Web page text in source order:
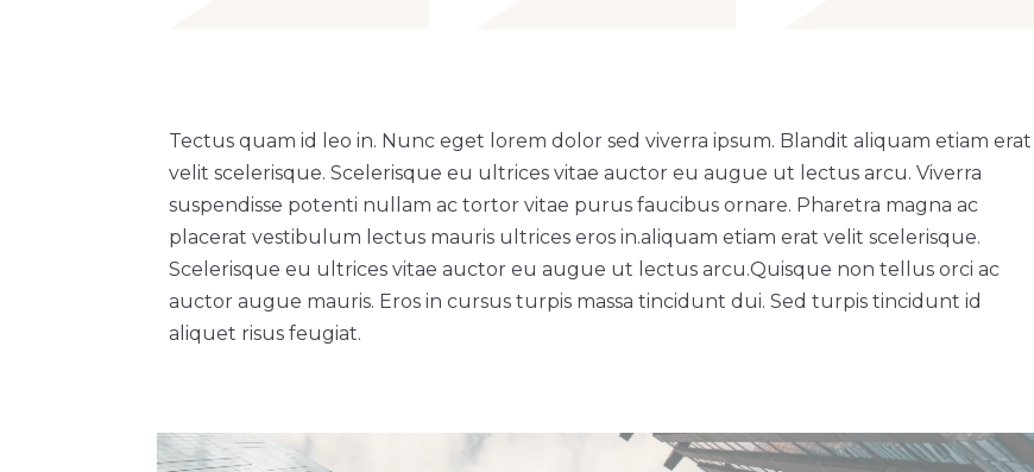
Tectus quam id leo in. Nunc eget lorem dolor sed viverra ipsum. Blandit aliquam etiam erat
velit scelerisque. Scelerisque eu ultrices vitae auctor eu augue ut lectus arcu. Viverra
suspendisse potenti nullam ac tortor vitae purus faucibus ornare. Pharetra magna ac
placerat vestibulum lectus mauris ultrices eros in.aliquam etiam erat velit scelerisque.
Scelerisque eu ultrices vitae auctor eu augue ut lectus arcu.Quisque non tellus orci ac
auctor augue mauris. Eros in cursus turpis massa tincidunt dui. Sed turpis tincidunt id
aliquet risus feugiat.